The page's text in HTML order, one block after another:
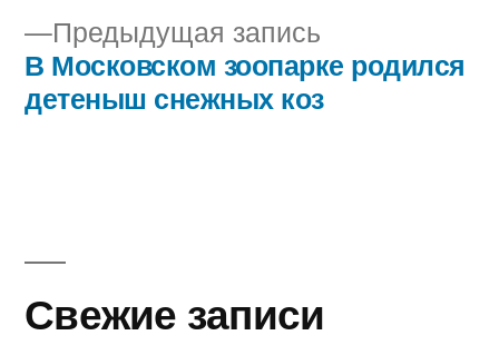
Предыдущая запись
запись:
В Московском зоопарке родился
детеныш снежных коз
Свежие записи